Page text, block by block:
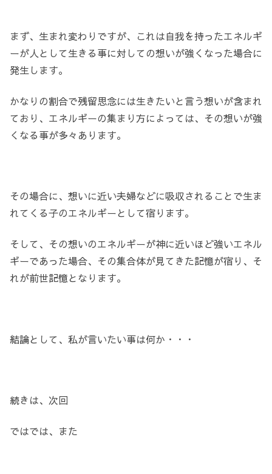
まず、生まれ変わりですが、これは自我を持ったエネルギ
ーが人として生きる事に対しての想いが強くなった場合に
発生します。
かなりの割合で残留思念には生きたいと言う想いが含まれ
ており、エネルギーの集まり方によっては、その想いが強
くなる事が多々あります。
その場合に、想いに近い夫婦などに吸収されることで生ま
れてくる子のエネルギーとして宿ります。
そして、その想いのエネルギーが神に近いほど強いエネル
ギーであった場合、その集合体が見てきた記憶が宿り、そ
れが前世記憶となります。
結論として、私が言いたい事は何か・・・
続きは、次回
ではでは、また